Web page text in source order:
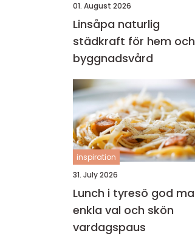
01. August 2026
Linsåpa naturlig
städkraft för hem och
byggnadsvård
inspiration
31. July 2026
Lunch i tyresö god mat,
enkla val och skön
vardagspaus